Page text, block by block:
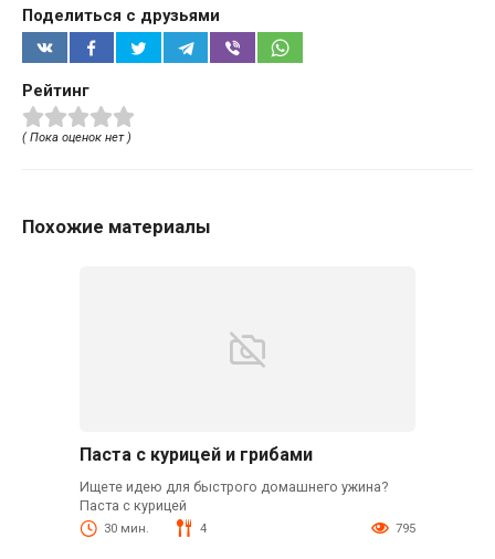
Поделиться с друзьями
Рейтинг
( Пока оценок нет )
Похожие материалы
Паста с курицей и грибами
Ищете идею для быстрого домашнего ужина?
Паста с курицей
30 мин. 4 795